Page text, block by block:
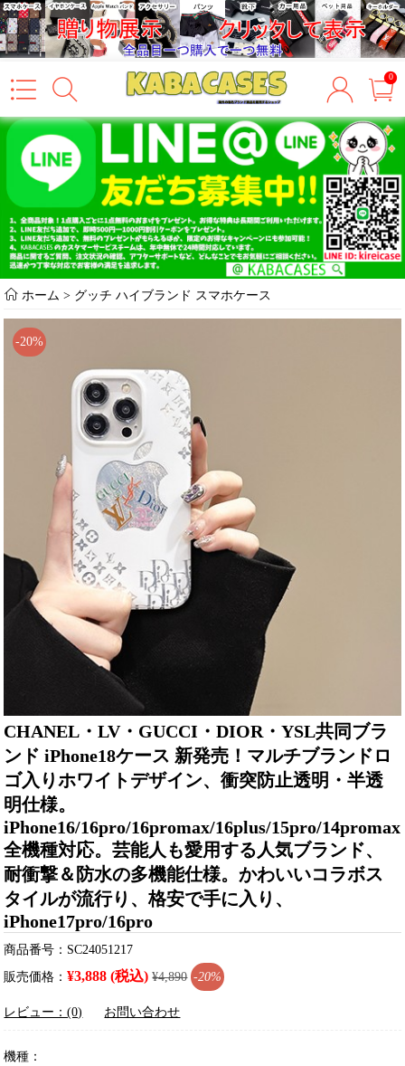
0
ホーム > グッチ ハイブランド スマホケース
-20%
CHANEL・LV・GUCCI・DIOR・YSL共同ブラ
ンド iPhone18ケース 新発売！マルチブランドロ
ゴ入りホワイトデザイン、衝突防止透明・半透
明仕様。
iPhone16/16pro/16promax/16plus/15pro/14promax
全機種対応。芸能人も愛用する人気ブランド、
耐衝撃＆防水の多機能仕様。かわいいコラボス
タイルが流行り、格安で手に入り、
iPhone17pro/16pro
商品番号：SC24051217
販売価格：¥3,888 (税込) ¥4,890 -20%
レビュー：(0) お問い合わせ
機種：